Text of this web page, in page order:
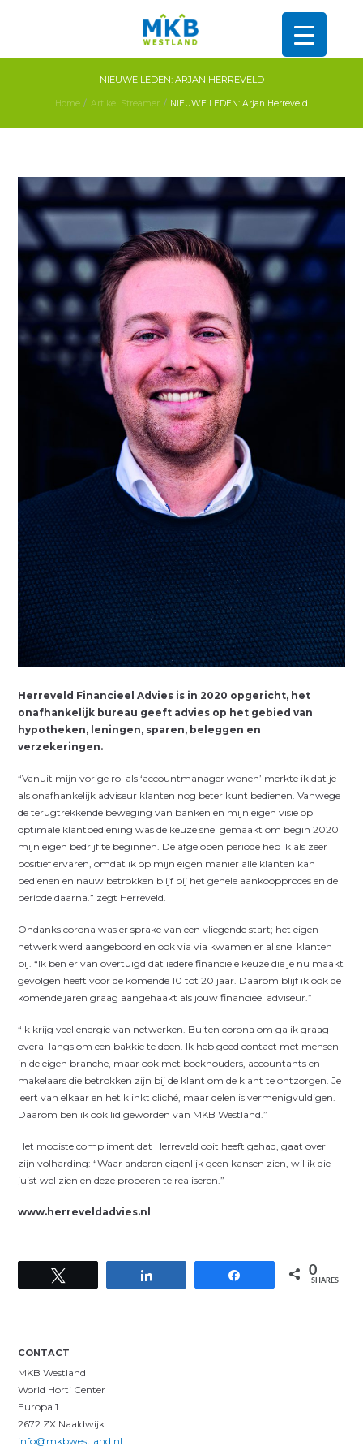
NIEUWE LEDEN: ARJAN HERREVELD
Home Artikel Streamer NIEUWE LEDEN: Arjan Herreveld
Herreveld Financieel Advies is in 2020 opgericht, het
onafhankelijk bureau geeft advies op het gebied van
hypotheken, leningen, sparen, beleggen en
verzekeringen.
“Vanuit mijn vorige rol als ‘accountmanager wonen’ merkte ik dat je
als onafhankelijk adviseur klanten nog beter kunt bedienen. Vanwege
de terugtrekkende beweging van banken en mijn eigen visie op
optimale klantbediening was de keuze snel gemaakt om begin 2020
mijn eigen bedrijf te beginnen. De afgelopen periode heb ik als zeer
positief ervaren, omdat ik op mijn eigen manier alle klanten kan
bedienen en nauw betrokken blijf bij het gehele aankoopproces en de
periode daarna.” zegt Herreveld.
Ondanks corona was er sprake van een vliegende start; het eigen
netwerk werd aangeboord en ook via via kwamen er al snel klanten
bij. “Ik ben er van overtuigd dat iedere financiële keuze die je nu maakt
gevolgen heeft voor de komende 10 tot 20 jaar. Daarom blijf ik ook de
komende jaren graag aangehaakt als jouw financieel adviseur.”
“Ik krijg veel energie van netwerken. Buiten corona om ga ik graag
overal langs om een bakkie te doen. Ik heb goed contact met mensen
in de eigen branche, maar ook met boekhouders, accountants en
makelaars die betrokken zijn bij de klant om de klant te ontzorgen. Je
leert van elkaar en het klinkt cliché, maar delen is vermenigvuldigen.
Daarom ben ik ook lid geworden van MKB Westland.”
Het mooiste compliment dat Herreveld ooit heeft gehad, gaat over
zijn volharding: “Waar anderen eigenlijk geen kansen zien, wil ik die
juist wel zien en deze proberen te realiseren.”
www.herreveldadvies.nl
0
SHARES
CONTACT
MKB Westland
World Horti Center
Europa 1
2672 ZX Naaldwijk
info@mkbwestland.nl